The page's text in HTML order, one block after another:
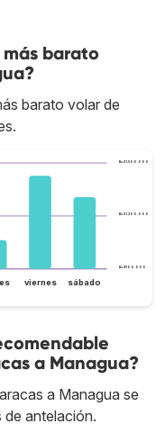
barato
barato volar de
Bs.S900.000
Bs.S1.200.000
Bs.S1.500.000
viernes sábado
a Managua?
a Managua se
de antelación.